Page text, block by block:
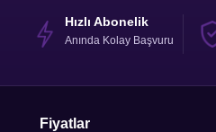
Hızlı Abonelik
Anında Kolay Başvuru
Fiyatlar